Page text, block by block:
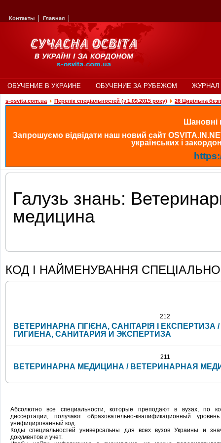
Контакты Главная
ОБУЧЕНИЕ В УКРАИНЕ ОБУЧЕНИЕ ЗА РУБЕЖОМ ЖУРНАЛ
s-osvita.com.ua Перелік спеціальностей (з 1.09.2015 року) 26 Цивільна
Шановні
Запрошуємо відвідати наш новий сайт
українських і
Галузь знань:
медицина
КОД І НАЙМЕНУВАННЯ
212
ВЕТЕРИНАРНА ГІГІЄНА, САНІТАРІЯ І
ГИГИЕНА, САНИТАРИЯ И ЭКСПЕРТИЗА
211
ВЕТЕРИНАРНА МЕДИЦИНА / ВЕТЕРИНАРНАЯ
Абсолютно все специальности, которые преподают в вузах, по
диссертации, получают образовательно-квалификационный
унифицированный код.
Коды специальностей универсальны для всех вузов Украины и
документов и учет.